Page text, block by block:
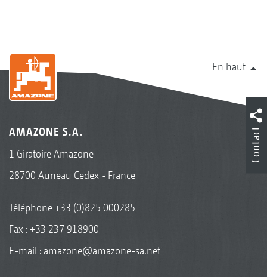
En haut
AMAZONE S.A.
1 Giratoire Amazone
28700 Auneau Cedex - France
Téléphone+33 (0)825 000285
Fax : +33 237 918900
E-mail : amazone@amazone-sa.net
Contact